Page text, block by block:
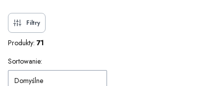
Filtry
Produkty: 71
Lista produktów
Sortowanie:
Domyślne